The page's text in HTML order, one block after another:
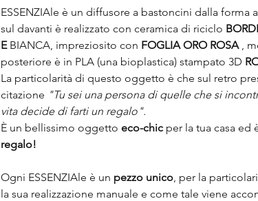
ESSENZIAle è un diffusore a bastoncini dalla forma
sul davanti è realizzato con ceramica di riciclo
EBIANCA, impreziosito con FOGLIA ORO ROSA ,
posteriore è in PLA (una bioplastica) stampato 3D
La particolarità di questo oggetto è che sul retro
citazione "Tu sei una persona di quelle che si
vita decide di farti un regalo".
È un bellissimo oggetto eco-chic per la tua casa ed
regalo!
Ogni ESSENZIAle è un pezzo unico, per la
la sua realizzazione manuale e come tale viene